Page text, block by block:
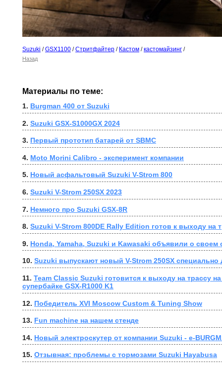
Suzuki /GSX1100 /Стритфайтер / Кастом /кастомайзинг /
Назад
Материалы по теме:
1. Burgman 400 от Suzuki
2. Suzuki GSX-S1000GX 2024
3. Первый прототип батарей от SBMC
4. Moto Morini Calibro - эксперимент компании
5. Новый асфальтовый Suzuki V-Strom 800
6. Suzuki V-Strom 250SX 2023
7. Немного про Suzuki GSX-8R
8. Suzuki V-Strom 800DE Rally Edition готов к выходу на
9. Honda, Yamaha, Suzuki и Kawasaki объявили о своем
10. Suzuki выпускают новый V-Strom 250SX специально
11. Team Classic Suzuki готовится к выходу на трассу
супербайке GSX-R1000 K1
12. Победитель XVI Moscow Custom & Tuning Show
13. Fun machine на нашем стенде
14. Новый электроскутер от компании Suzuki - e-
15. Отзывная: проблемы с тормозами Suzuki Hayabusa